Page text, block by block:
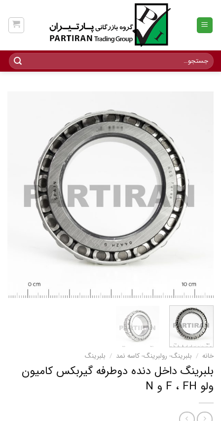
content
جستجو
برای:
خانه / بلبرینگ- رولبرینگ- کاسه نمد / بلبرینگ
بلبرینگ داخل دنده دوطرفه گیربکس کامیون
ولو F ، FH و N